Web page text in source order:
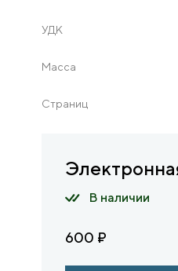
УДК
Масса
Страниц
В наличии
600 ₽